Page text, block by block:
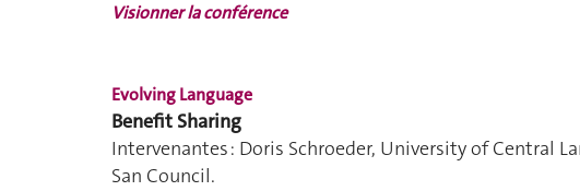
Visionner la conférence
Evolving Language
Benefit Sharing
Intervenantes : Doris Schroeder, University of Central
San Council.